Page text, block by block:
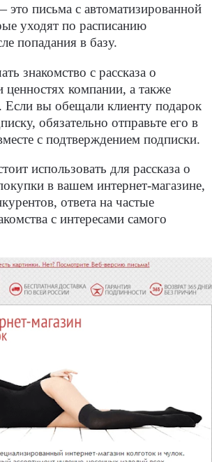
это письма с автоматизированной
уходят по расписанию
попадания в базу.
знакомство с рассказа о
ценностях компании, а также
Если вы обещали клиенту подарок
обязательно отправьте его в
с подтверждением подписки.
использовать для рассказа о
в вашем интернет-магазине,
ответа на частые
с интересами самого